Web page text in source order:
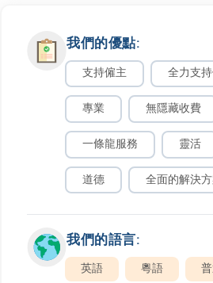
最低收費: HK$
最長處理時間:
更多詳情
續約手續
最長處理時間: 4
更多詳情
我們的優點:
支持僱主 全力支
專業 無隱藏收費
一條龍服務 靈活
道德 全面的解決
我們的語言:
英語 粵語